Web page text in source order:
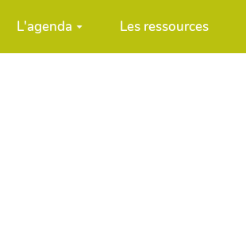
L'agenda Les ressources